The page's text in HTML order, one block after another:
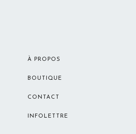
À PROPOS
BOUTIQUE
CONTACT
INFOLETTRE